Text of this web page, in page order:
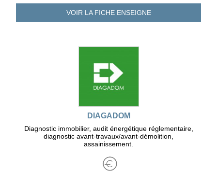
VOIR LA FICHEENSEIGNE
DIAGADOM
Diagnostic immobilier, audit énergétique réglementaire,
diagnostic avant-travaux/avant-démolition,
assainissement.